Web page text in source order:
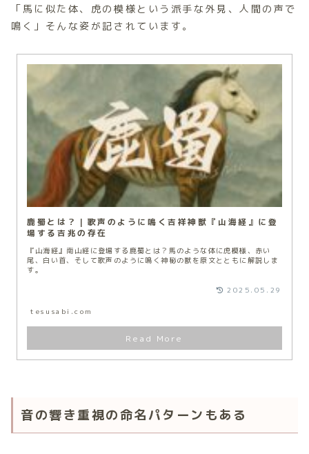
「馬に似た体、虎の模様という派手な外見、人間の声で
鳴く」そんな姿が記されています。
鹿蜀とは？｜歌声のように鳴く吉祥神獣『山海経』に登
場する吉兆の存在
『山海経』南山経に登場する鹿蜀とは？馬のような体に虎模様、赤い
尾、白い首、そして歌声のように鳴く神秘の獣を原文とともに解説しま
す。
tesusabi.com
2025.05.29
音の響き重視の命名パターンもある